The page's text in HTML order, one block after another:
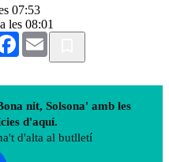
07:53
les 08:01
Facebook
Email
nit, Solsona' amb les
d'aquí.
d'alta al butlletí